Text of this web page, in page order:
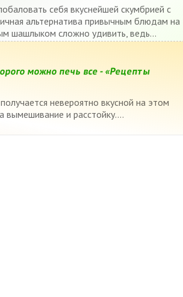
себя вкуснейшей скумбрией с
альтернатива привычным блюдам на
шашлыком сложно удивить, ведь...
можно печь все - «Рецепты
невероятно вкусной на этом
вымешивание и расстойку....